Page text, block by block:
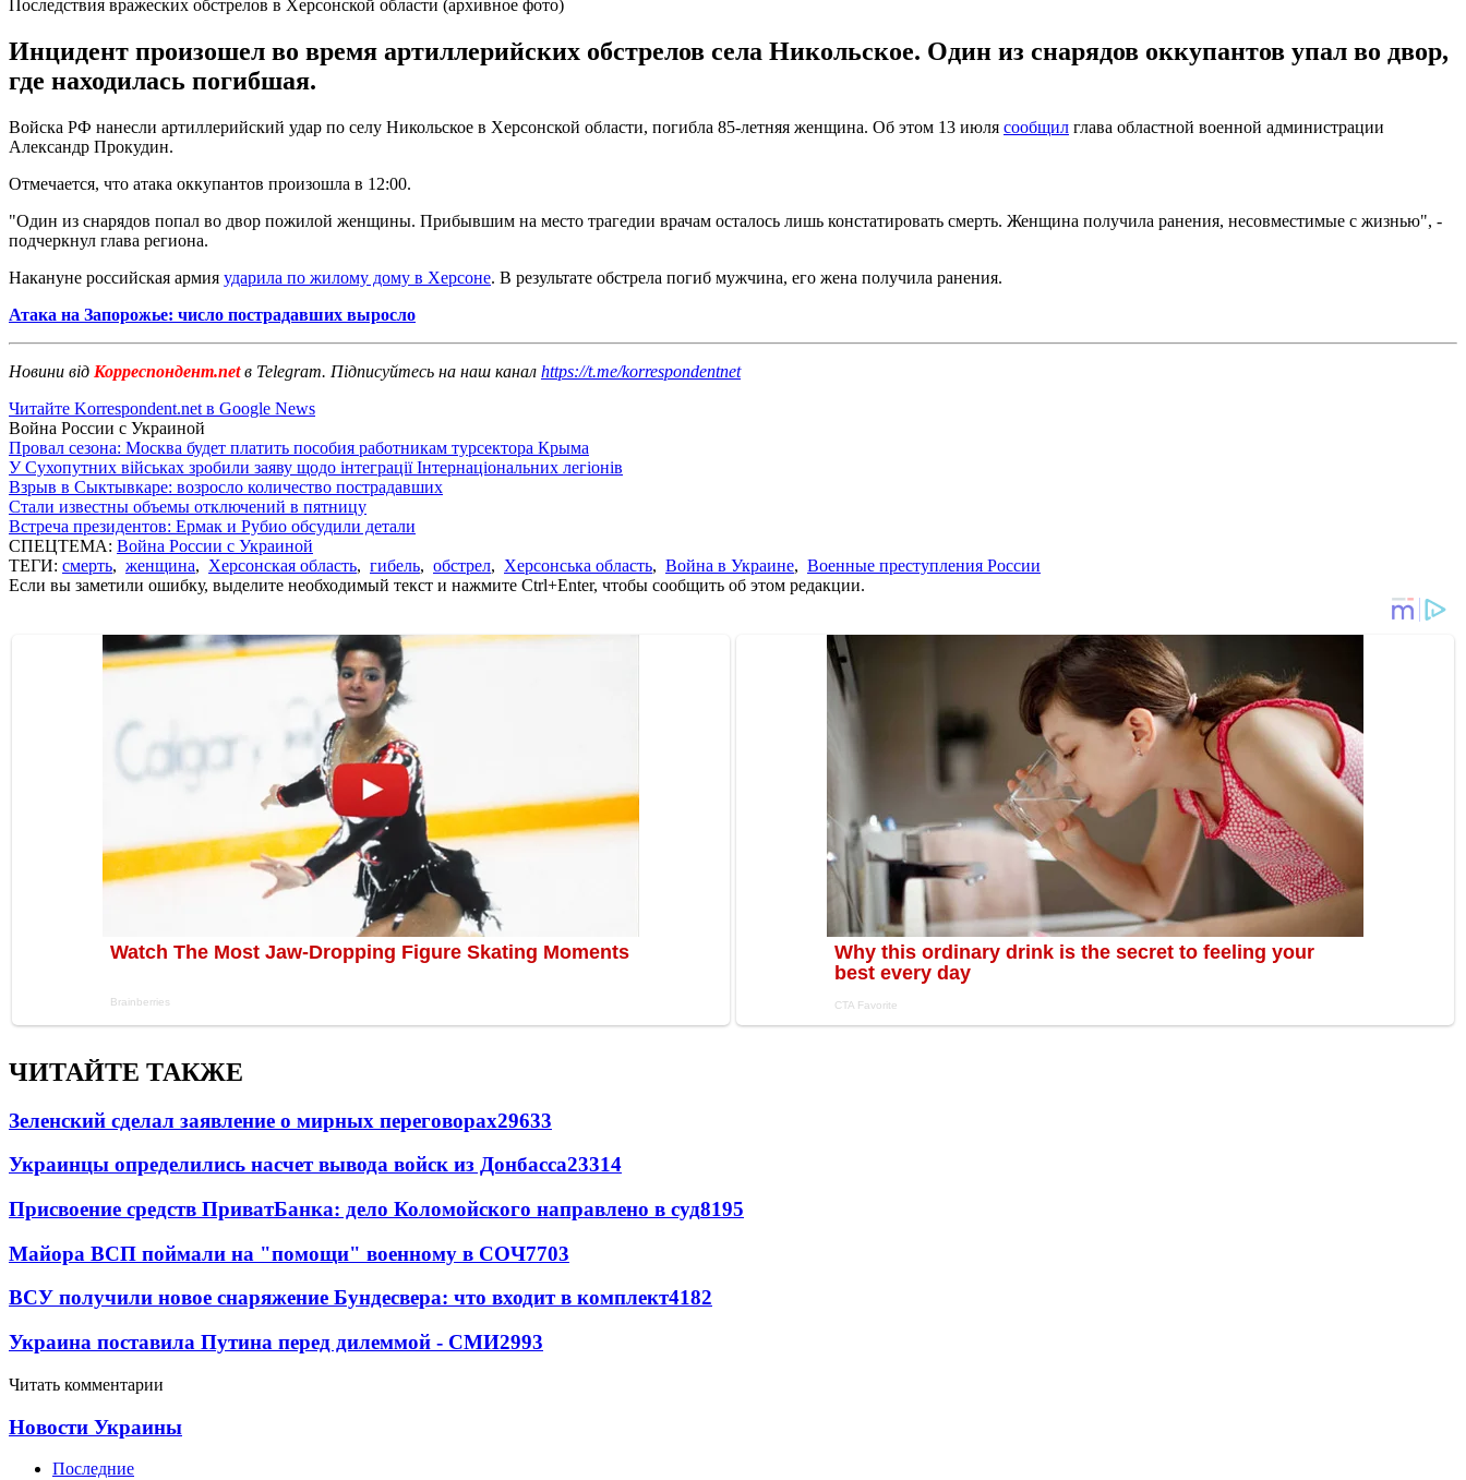
Последствия вражеских обстрелов в Херсонской области (архивное фото)
Инцидент произошел во время артиллерийских обстрелов села Никольское. Один из снарядов оккупантов упал во двор,
где находилась погибшая.
Войска РФ нанесли артиллерийский удар по селу Никольское в Херсонской области, погибла 85-летняя женщина. Об этом 13 июля сообщил глава областной военной администрации
Александр Прокудин.
Отмечается, что атака оккупантов произошла в 12:00.
"Один из снарядов попал во двор пожилой женщины. Прибывшим на место трагедии врачам осталось лишь констатировать смерть. Женщина получила ранения, несовместимые с жизнью", -
подчеркнул глава региона.
Накануне российская армия ударила по жилому дому в Херсоне. В результате обстрела погиб мужчина, его жена получила ранения.
Атака на Запорожье: число пострадавших выросло
Новини від Корреспондент.netв Telegram. Підписуйтесь на наш канал https://t.me/korrespondentnet
Читайте Korrespondent.net в Google News
Война России с Украиной
Провал сезона: Москва будет платить пособия работникам турсектора Крыма
У Сухопутних військах зробили заяву щодо інтеграції Інтернаціональних легіонів
Взрыв в Сыктывкаре: возросло количество пострадавших
Стали известны объемы отключений в пятницу
Встреча президентов: Ермак и Рубио обсудили детали
СПЕЦТЕМА: Война России с Украиной
ТЕГИ: смерть, женщина, Херсонская область, гибель, обстрел, Херсонська область, Война в Украине, Военные преступления России
Если вы заметили ошибку, выделите необходимый текст и нажмите Ctrl+Enter, чтобы сообщить об этом редакции.
ЧИТАЙТЕ ТАКЖЕ
Зеленский сделал заявление о мирных переговорах29633
Украинцы определились насчет вывода войск из Донбасса23314
Присвоение средств ПриватБанка: дело Коломойского направлено в суд8195
Майора ВСП поймали на "помощи" военному в СОЧ7703
ВСУ получили новое снаряжение Бундесвера: что входит в комплект4182
Украина поставила Путина перед дилеммой - СМИ2993
Читать комментарии
Новости Украины
Последние